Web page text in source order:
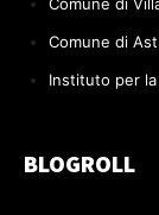
Comune di
Comune di
Instituto per
BLOGROLL